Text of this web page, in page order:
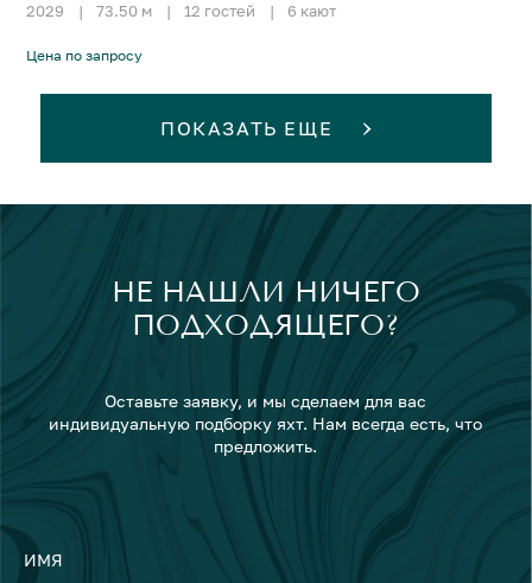
2029 | 73.50 м | 12 гостей | 6 кают
Цена по запросу
ПОКАЗАТЬ ЕЩЕ
НЕ НАШЛИ НИЧЕГО
ПОДХОДЯЩЕГО?
Оставьте заявку, и мы сделаем для вас
индивидуальную подборку яхт. Нам всегда есть, что
предложить.
ИМЯ